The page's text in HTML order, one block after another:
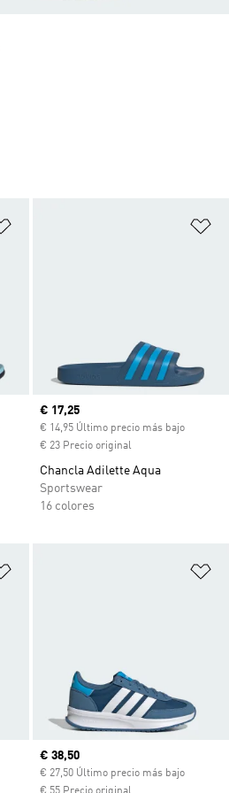
Descuento
Precio actual
€ 17,25
€ 14,95 Último precio más bajo
€ 23 Precio original
Chancla Adilette Aqua
Sportswear
16 colores
Precio actual
€ 38,50
€ 27,50 Último precio más bajo